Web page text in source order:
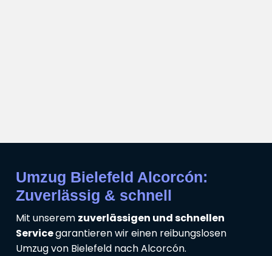
Umzug Bielefeld Alcorcón:
Zuverlässig & schnell
Mit unserem zuverlässigen und schnellen
Servicegarantieren wir einen reibungslosen
Umzug von Bielefeld nach Alcorcón.